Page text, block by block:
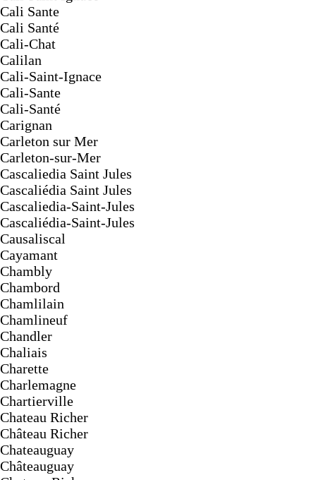
Cali Sante
Cali Santé
Cali-Chat
Calilan
Cali-Saint-Ignace
Cali-Sante
Cali-Santé
Carignan
Carleton sur Mer
Carleton-sur-Mer
Cascaliedia Saint Jules
Cascaliédia Saint Jules
Cascaliedia-Saint-Jules
Cascaliédia-Saint-Jules
Causaliscal
Cayamant
Chambly
Chambord
Chamlilain
Chamlineuf
Chandler
Chaliais
Charette
Charlemagne
Chartierville
Chateau Richer
Château Richer
Chateauguay
Châteauguay